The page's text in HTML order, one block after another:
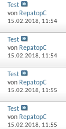
Test
von RepatopC
15.02.2018, 11:54
Test
von RepatopC
15.02.2018, 11:54
Test
von RepatopC
15.02.2018, 11:55
Test
von RepatopC
15.02.2018, 11:55